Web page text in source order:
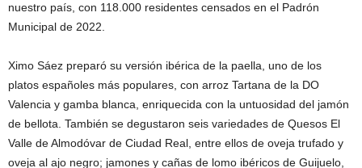
nuestro país, con 118.000 residentes censados en el Padrón
Municipal de 2022.
Ximo Sáez preparó su versión ibérica de la paella, uno de los
platos españoles más populares, con arroz Tartana de la DO
Valencia y gamba blanca, enriquecida con la untuosidad del jamón
de bellota. También se degustaron seis variedades de Quesos El
Valle de Almodóvar de Ciudad Real, entre ellos de oveja trufado y
oveja al ajo negro; jamones y cañas de lomo ibéricos de Guijuelo,